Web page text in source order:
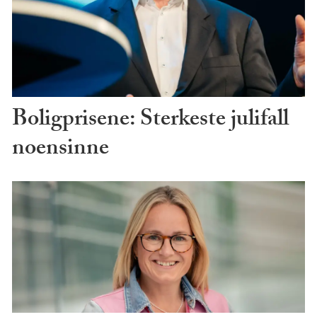
Boligprisene: Sterkeste julifall
noensinne